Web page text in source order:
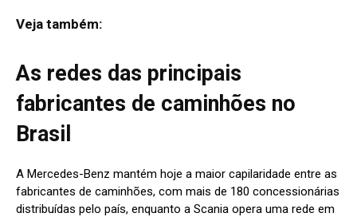
Veja também:
As redes das principais
fabricantes de caminhões no
Brasil
A Mercedes-Benz mantém hoje a maior capilaridade entre as
fabricantes de caminhões, com mais de 180 concessionárias
distribuídas pelo país, enquanto a Scania opera uma rede em